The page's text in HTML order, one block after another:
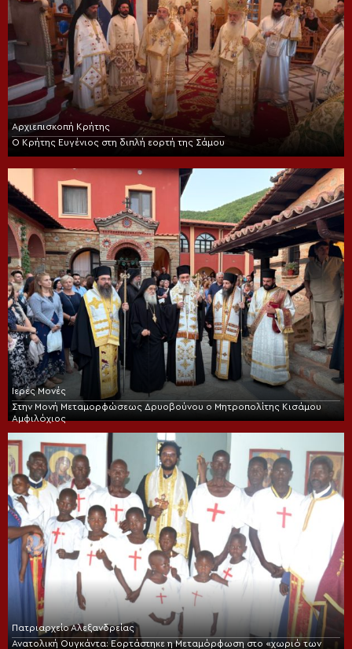
Αρχιεπισκοπή Κρήτης
Ο Κρήτης Ευγένιος στη διπλή εορτή της Σάμου
Ιερές Μονές
Στην Μονή Μεταμορφώσεως Δρυοβούνου ο Μητροπολίτης Κισάμου
Αμφιλόχιος
Πατριαρχείο Αλεξανδρείας
Ανατολική Ουγκάντα: Εορτάστηκε η Μεταμόρφωση στο «χωριό των